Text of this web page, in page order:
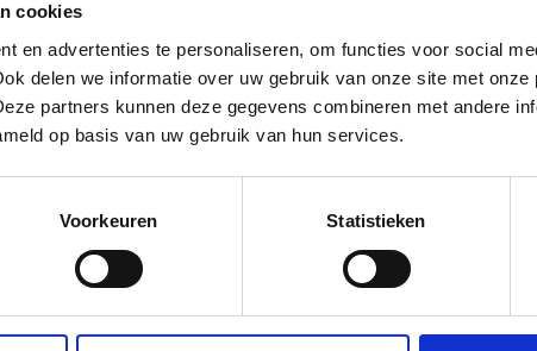
cookies
en advertenties te personaliseren, om functies voor social
delen we informatie over uw gebruik van onze site met
partners kunnen deze gegevens combineren met andere
op basis van uw gebruik van hun services.
Voorkeuren Statistieken